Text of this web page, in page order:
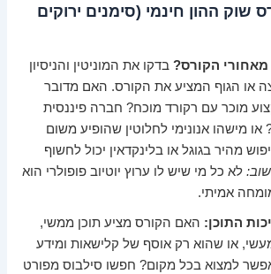
ההון חינמי (סימנים ירוקים
מאחורי הקורס? בדקו את המוניטין והניסיון
או הגוף המציע את הקורס. האם מדובר
מוכר עם רקורד מוכח? חברה פיננסית
מישהו אנונימי לחלוטין שהופיע משום
מהיר בגוגל או בלינקדאין יכול לחשוף
לא כל מי שיש לו ערוץ יוטיוב פופולרי הוא
אמיתי.
התוכן: האם הקורס מציע תוכן ממשי,
או שהוא רק אוסף של קלישאות ומידע
למצוא בכל מקום? חפשו סילבוס מפורט